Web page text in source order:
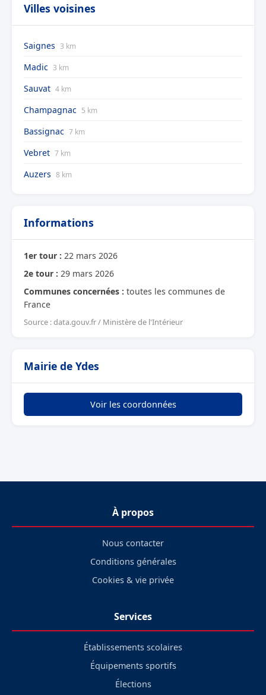
Villes voisines
Saignes 3 km
Madic 3 km
Sauvat 4 km
Champagnac 5 km
Bassignac 7 km
Vebret 7 km
Auzers 8 km
Informations
1er tour : 22 mars 2026
2e tour : 29 mars 2026
Communes concernées : toutes les communes de
France
Source : data.gouv.fr / Ministère de l'Intérieur
Mairie de Ydes
Voir les coordonnées
À propos
Nous contacter
Conditions générales
Cookies & vie privée
Services
Établissements scolaires
Équipements sportifs
Élections